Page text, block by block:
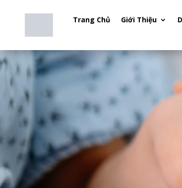
Trang Chủ Giới Thiệu